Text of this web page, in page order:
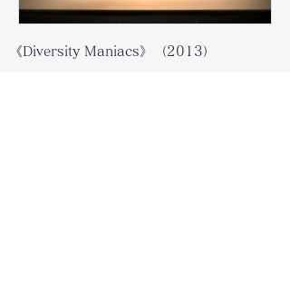
《Diversity Maniacs》（2013）